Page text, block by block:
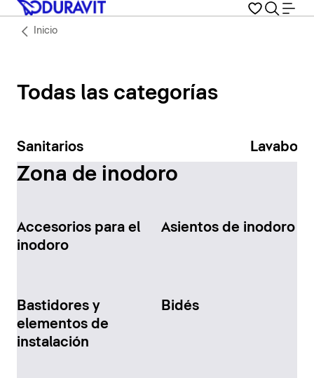
Inicio
Todas las categorías
Sanitarios Lavabos
Zona de inodoro
Accesorios para el
inodoro
Asientos de inodoro
Bastidores y
elementos de
instalación
Bidés